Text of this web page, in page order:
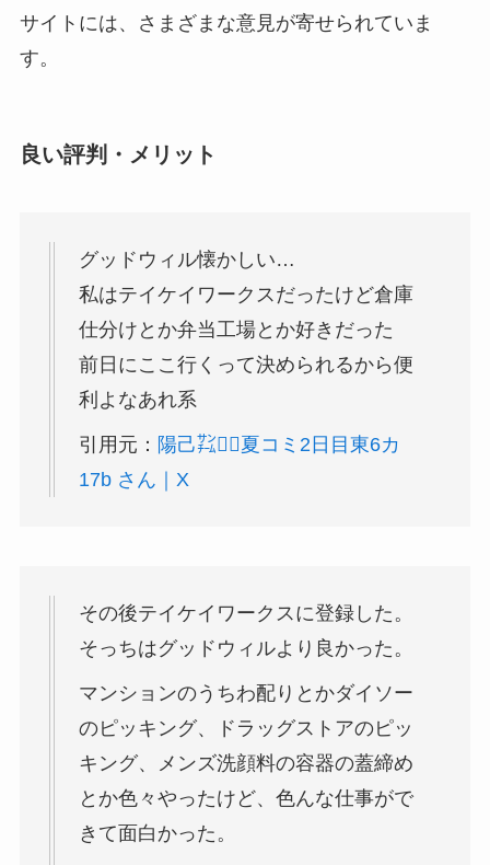
サイトには、さまざまな意見が寄せられていま
す。
良い評判・メリット
グッドウィル懐かしい…
私はテイケイワークスだったけど倉庫
仕分けとか弁当工場とか好きだった
前日にここ行くって決められるから便
利よなあれ系
引用元： 陽己㌠💇‍♀️夏コミ2日目東6カ
17b さん｜X
その後テイケイワークスに登録した。
そっちはグッドウィルより良かった。
マンションのうちわ配りとかダイソー
のピッキング、ドラッグストアのピッ
キング、メンズ洗顔料の容器の蓋締め
とか色々やったけど、色んな仕事がで
きて面白かった。